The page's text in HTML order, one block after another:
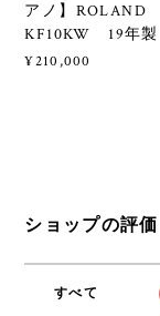
アノ】ROLAND
KF10KW 19年製
¥210,000
ショップの評価
すべて